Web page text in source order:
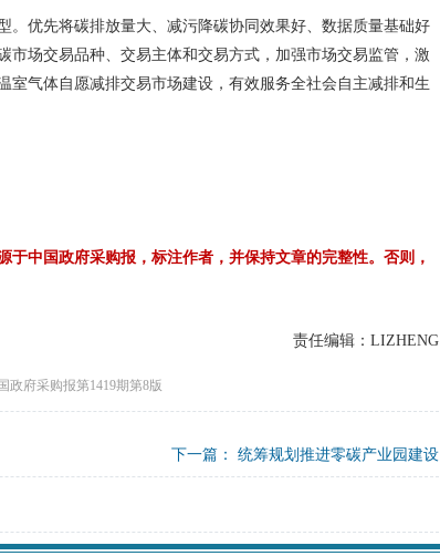
。优先将碳排放量大、减污降碳协同效果好、数据质量基础好
市场交易品种、交易主体和交易方式，加强市场交易监管，激
室气体自愿减排交易市场建设，有效服务全社会自主减排和生
中国政府采购报，标注作者，并保持文章的完整性。否则，
责任编辑：LIZHENG
政府采购报第1419期第8版
下一篇： 统筹规划推进零碳产业园建设